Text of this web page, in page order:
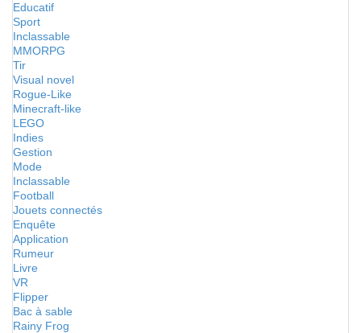
Educatif
Sport
Inclassable
MMORPG
Tir
Visual novel
Rogue-Like
Minecraft-like
LEGO
Indies
Gestion
Mode
Inclassable
Football
Jouets connectés
Enquête
Application
Rumeur
Livre
VR
Flipper
Bac à sable
Rainy Frog